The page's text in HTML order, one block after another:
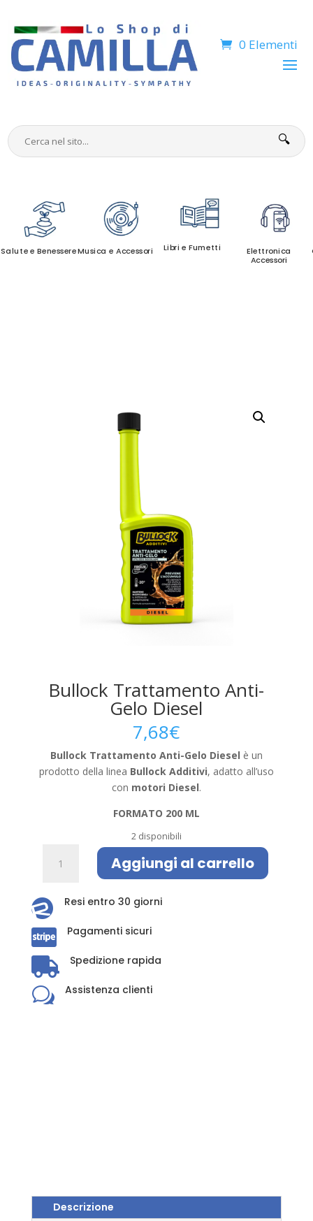
0 Elementi
🔍
Salute e BenessereMusica e Accessori Libri e Fumetti
Elettronica
Accessori
Bullock Trattamento Anti-
Gelo Diesel
7,68€
Bullock Trattamento Anti-Gelo Diesel è un
prodotto della linea Bullock Additivi, adatto all’uso
con motori Diesel.
FORMATO 200 ML
2 disponibili
Trattamento
Gelo
Diesel
quantità
Aggiungi al carrello
 Resi entro 30 giorni
 Pagamenti sicuri
 Spedizione rapida
w Assistenza clienti
Descrizione